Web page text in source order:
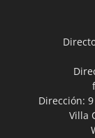
Dirección: 9
Villa